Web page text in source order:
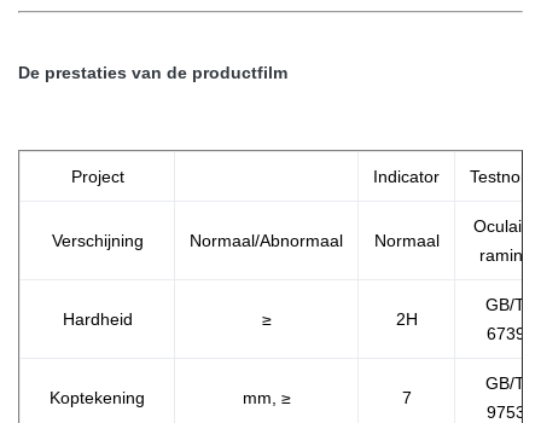
De prestaties van de productfilm
Project Indicator Testnorm
Verschijning Normaal/Abnormaal Normaal
Oculaire
raming
Hardheid ≥ 2H
GB/T
6739
Koptekening mm, ≥ 7
GB/T
9753